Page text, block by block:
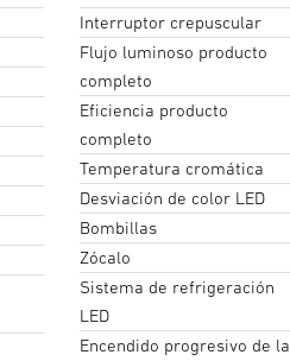
Interruptor crepuscular
Flujo luminoso producto
completo
Eficiencia producto
completo
Temperatura cromática
Desviación de color LED
Bombillas
Zócalo
Sistema de refrigeración
LED
Encendido progresivo de la